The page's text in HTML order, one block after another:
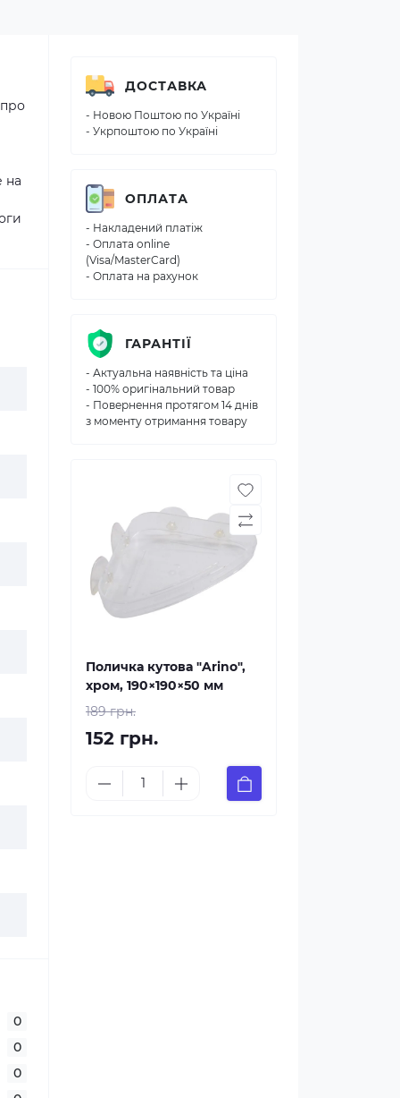
на
0
0
0
ДОСТАВКА
- Новою Поштою по Україні
- Укрпоштою по Україні
ОПЛАТА
- Накладений платіж
- Оплата online
(Visa/MasterCard)
- Оплата на рахунок
ГАРАНТІЇ
- Актуальна наявність та ціна
- 100% оригінальний товар
- Повернення протягом 14 днів
з моменту отримання товару
Поличка кутова "Arino",
хром, 190×190×50 мм
189 грн.
152 грн.